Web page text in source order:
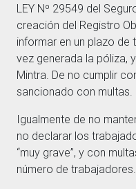
LEY Nº 29549 del
creación del Registro
informar en un plazo de
vez generada la póliza,
Mintra. De no cumplir
sancionado con multas.
Igualmente de no
no declarar los
“muy grave”, y con
número de trabajadores.